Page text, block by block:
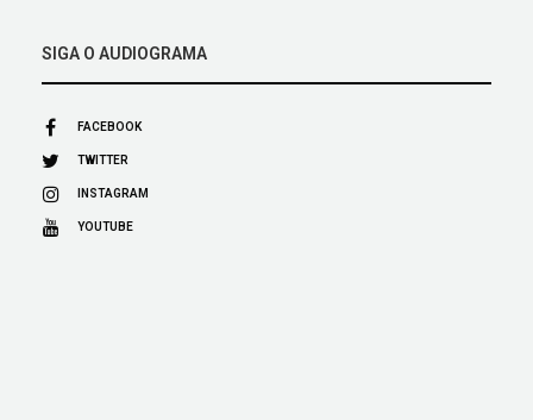
SIGA O AUDIOGRAMA
FACEBOOK
TWITTER
INSTAGRAM
YOUTUBE